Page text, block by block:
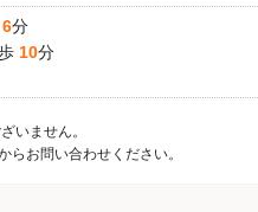
6分
10分
いません。
らお問い合わせください。